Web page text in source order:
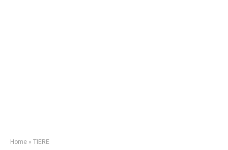
Home » TIERE